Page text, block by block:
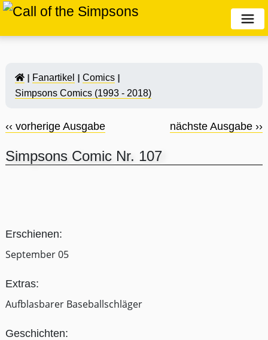
Fanartikel
Comics
Simpsons Comics (1993 - 2018)
‹‹ vorherige Ausgabe nächste Ausgabe ››
Simpsons Comic Nr. 107
Erschienen:
September 05
Extras:
Aufblasbarer Baseballschläger
Geschichten: